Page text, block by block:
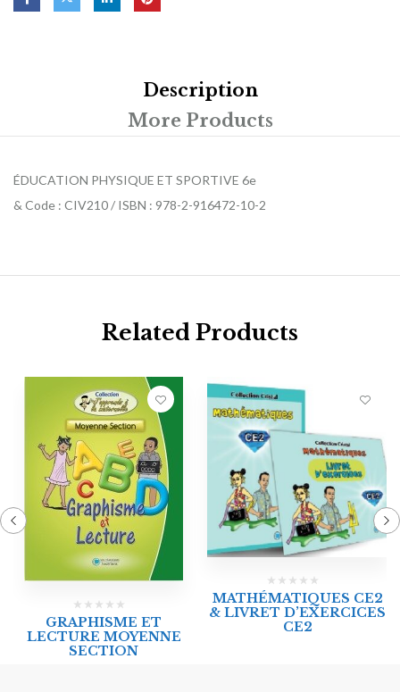
Description
More Products
ÉDUCATION PHYSIQUE ET SPORTIVE 6e
& Code : CIV210 / ISBN : 978-2-916472-10-2
Related Products
GRAPHISME ET
LECTURE MOYENNE
SECTION
MATHÉMATIQUES CE2
& LIVRET D’EXERCICES
CE2